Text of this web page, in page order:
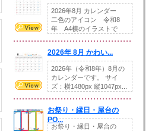
2026年8月 カレンダー
二色のアイコン 令和8
年 A4横のイラストで
2026年 8月 かわい...
2026年（令和8年）8月の
カレンダーです。 サイ
ズ：横1480px 縦1047px...
お祭り・縁日・屋台の
PO...
お祭り・縁日・屋台の